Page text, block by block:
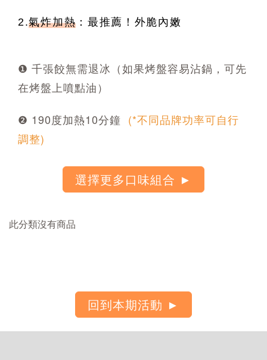
2.氣炸加熱 ：最推薦！外脆內嫩
❶ 千張餃無需退冰（如果烤盤容易沾鍋，可先
在烤盤上噴點油）
❷ 190度加熱10分鐘 (*不同品牌功率可自行
調整)
此分類沒有商品